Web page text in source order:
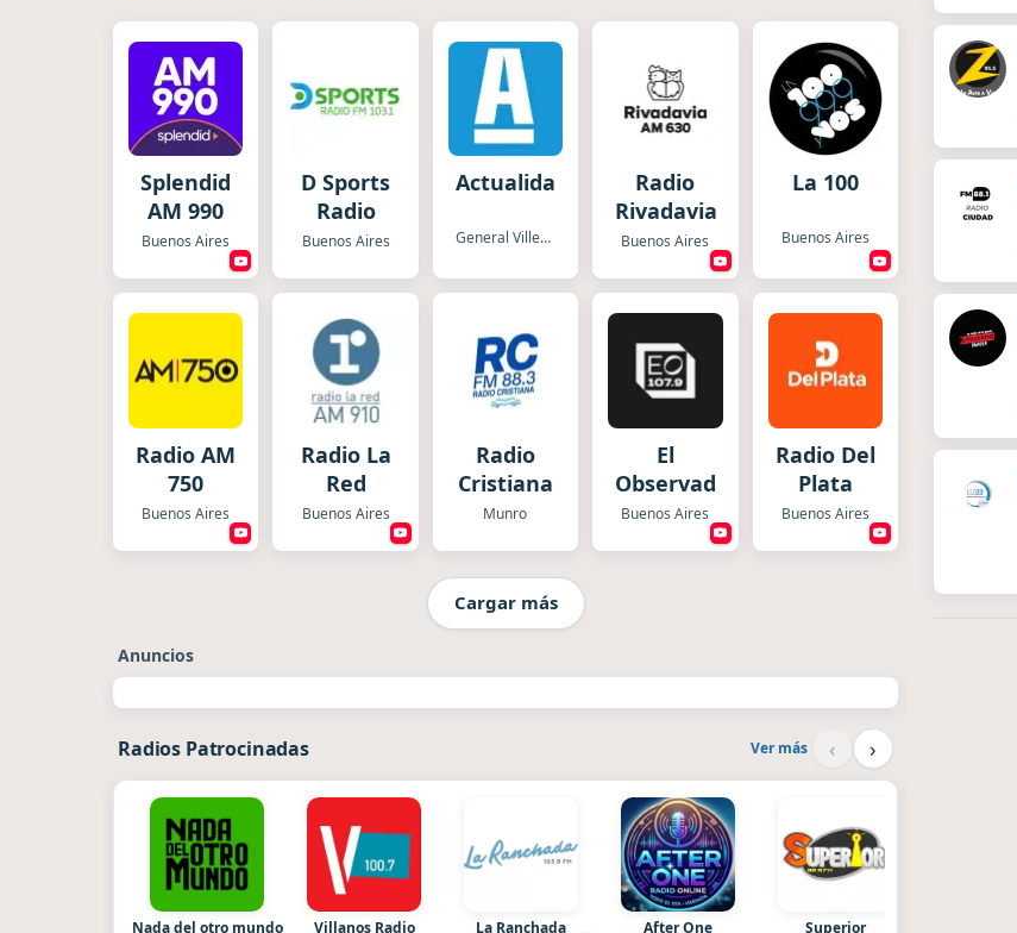
Splendid
AM 990
Buenos Aires
D Sports
Radio
Buenos Aires
Actualidad
General Villegas
Radio
Rivadavia
Buenos Aires
La 100
Buenos Aires
Radio AM
750
Buenos Aires
Radio La
Red
Buenos Aires
Radio
Cristiana
Munro
El
Observador
Buenos Aires
Radio Del
Plata
Buenos Aires
Cargar más
Anuncios
Radios Patrocinadas Ver más ‹ ›
Nada del otro mundo Villanos Radio La Ranchada After One Superior